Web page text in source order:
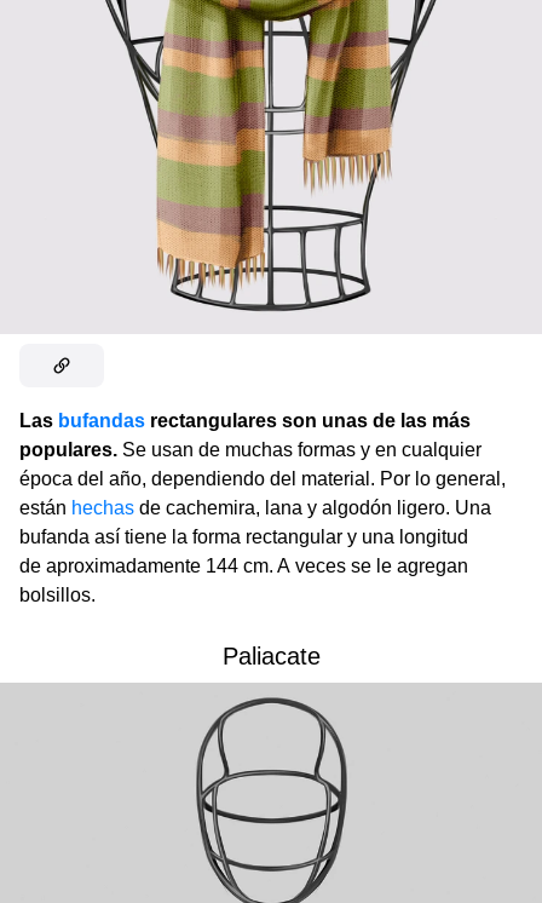
Las bufandas rectangulares son unas de las más
populares. Se usan de muchas formas y en cualquier
época del año, dependiendo del material. Por lo general,
están hechas de cachemira, lana y algodón ligero. Una
bufanda así tiene la forma rectangular y una longitud
de aproximadamente 144 cm. A veces se le agregan
bolsillos.
Paliacate